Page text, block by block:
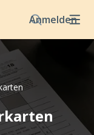
Anmelden